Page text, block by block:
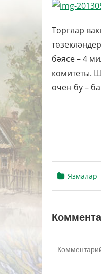
Торглар
бәясе – 4
комитеты.
өчен бу –
Язмалар